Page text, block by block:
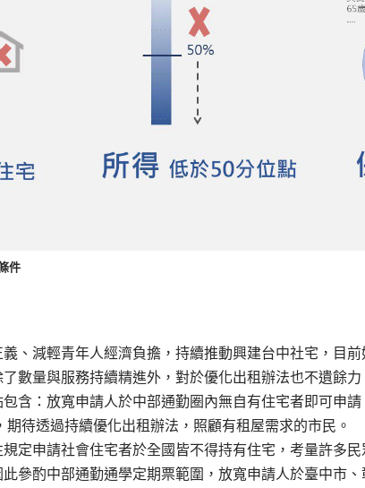
件
、減輕青年人經濟負擔，持續推動興建台中社宅，目前
數量與服務持續精進外，對於優化出租辦法也不遺餘
含：放寬申請人於中部通勤圈內無自有住宅者即可申
期待透過持續優化出租辦法，照顧有租屋需求的市民。
定申請社會住宅者於全國皆不得持有住宅，考量許多
參酌中部通勤通學定期票範圍，放寬申請人於臺中市